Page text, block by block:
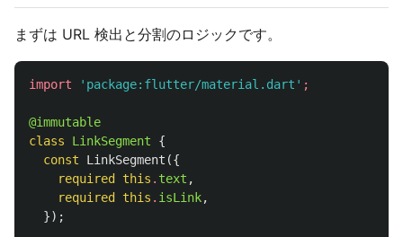
まずは URL 検出と分割のロジックです。
import 'package:flutter/material.dart' ;
@immutable
class
LinkSegment
{
const
LinkSegment ({
required
this . text ,
required
this . isLink,
});